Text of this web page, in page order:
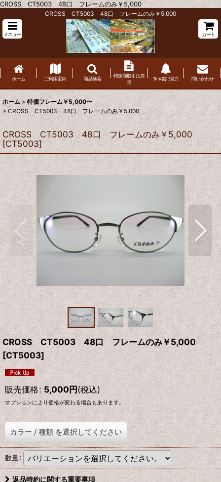
CROSS CT5003 48口 フレームのみ￥5,000
CROSS CT5003 48口 フレームのみ￥5,000
メニュー カート
ホーム ご利用案内 商品検索
特定商取引法表
示
ﾌﾚｰﾑ表記見方 問い合わせ
ホーム > 特価フレーム￥5,000〜
> CROSS CT5003 48口 フレームのみ￥5,000
CROSS CT5003 48口 フレームのみ￥5,000
[CT5003]
CROSS CT5003 48口 フレームのみ￥5,000
[CT5003]
販売価格: 5,000円(税込)
オプションにより価格が変わる場合もあります。
カラー / 種類 を選択してください
数量:
返品特約に関する重要事項